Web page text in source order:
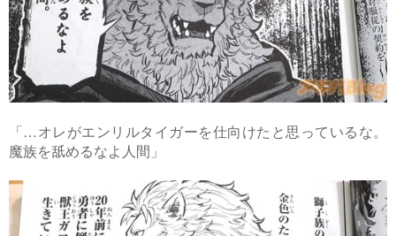
「…オレがエンリルタイガーを仕向けたと思っているな。
魔族を舐めるなよ人間」